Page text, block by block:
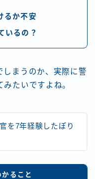
るか不安
いるの？
しまうのか、実際に警
たいですよね。
を7年経験したぽり
ること